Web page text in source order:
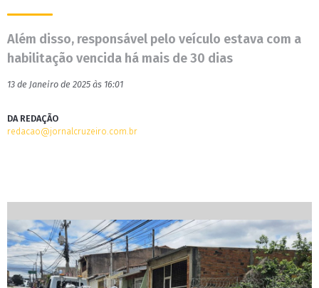
Além disso, responsável pelo veículo estava com a
habilitação vencida há mais de 30 dias
13 de Janeiro de 2025 às 16:01
DA REDAÇÃO
redacao@jornalcruzeiro.com.br